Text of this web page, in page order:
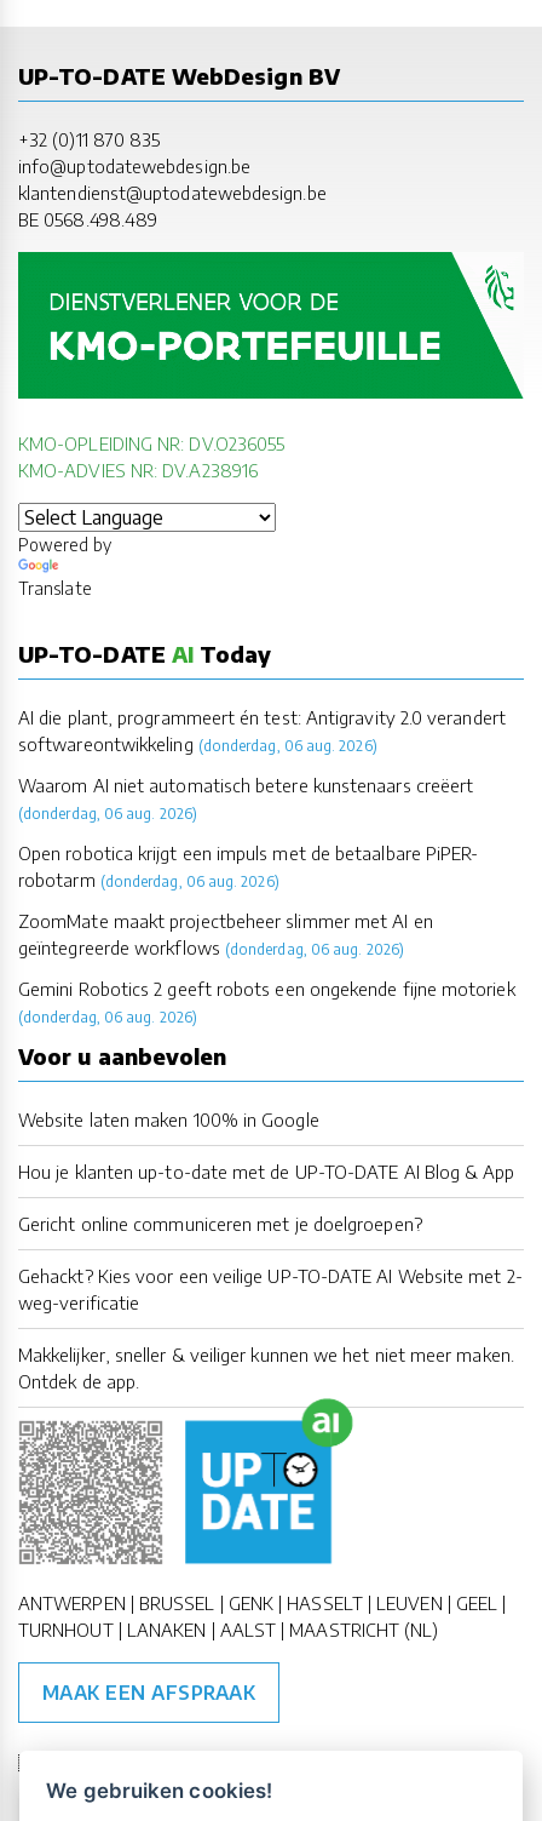
UP-TO-DATE WebDesign BV
+32 (0)11 870 835
info@uptodatewebdesign.be
klantendienst@uptodatewebdesign.be
BE 0568.498.489
KMO-OPLEIDING NR: DV.O236055
KMO-ADVIES NR: DV.A238916
Powered by
Translate
UP-TO-DATE AI Today
AI die plant, programmeert én test: Antigravity 2.0 verandert
softwareontwikkeling (donderdag, 06 aug. 2026)
Waarom AI niet automatisch betere kunstenaars creëert
(donderdag, 06 aug. 2026)
Open robotica krijgt een impuls met de betaalbare PiPER-
robotarm (donderdag, 06 aug. 2026)
ZoomMate maakt projectbeheer slimmer met AI en
geïntegreerde workflows (donderdag, 06 aug. 2026)
Gemini Robotics 2 geeft robots een ongekende fijne motoriek
(donderdag, 06 aug. 2026)
Voor u aanbevolen
Website laten maken 100% in Google
Hou je klanten up-to-date met de UP-TO-DATE AI Blog & App
Gericht online communiceren met je doelgroepen?
Gehackt? Kies voor een veilige UP-TO-DATE AI Website met 2-
weg-verificatie
Makkelijker, sneller & veiliger kunnen we het niet meer maken.
Ontdek de app.
ANTWERPEN | BRUSSEL | GENK | HASSELT | LEUVEN | GEEL |
TURNHOUT | LANAKEN | AALST | MAASTRICHT (NL)
MAAK EEN AFSPRAAK
🇪🇺 🇧🇪
We gebruiken cookies!